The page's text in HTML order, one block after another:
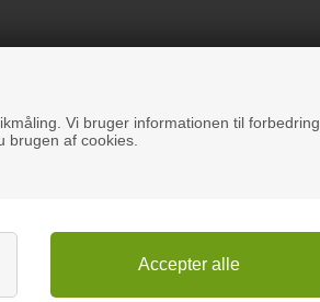
Vi bruger informationen til forbedring
brugen af cookies.